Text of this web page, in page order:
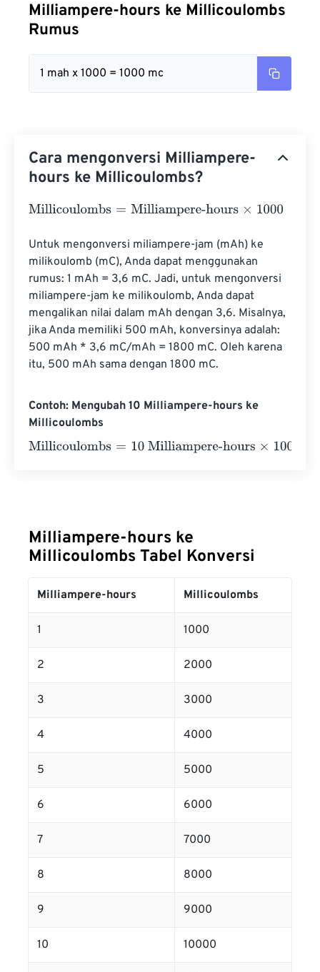
Milliampere-hours ke Millicoulombs
Rumus
1 mah x 1000 = 1000 mc
Cara mengonversi Milliampere-
hours ke Millicoulombs?
Millicoulombs=Milliampere-hours×1000
Untuk mengonversi miliampere-jam (mAh) ke
milikoulomb (mC), Anda dapat menggunakan
rumus: 1 mAh = 3,6 mC. Jadi, untuk mengonversi
miliampere-jam ke milikoulomb, Anda dapat
mengalikan nilai dalam mAh dengan 3,6. Misalnya,
jika Anda memiliki 500 mAh, konversinya adalah:
500 mAh * 3,6 mC/mAh = 1800 mC. Oleh karena
itu, 500 mAh sama dengan 1800 mC.
Contoh: Mengubah 10 Milliampere-hours ke
Millicoulombs
Millicoulombs=10 Milliampere-hours×1000=10000
Milliampere-hours ke
Millicoulombs Tabel Konversi
Milliampere-hours Millicoulombs
1 1000
2 2000
3 3000
4 4000
5 5000
6 6000
7 7000
8 8000
9 9000
10 10000